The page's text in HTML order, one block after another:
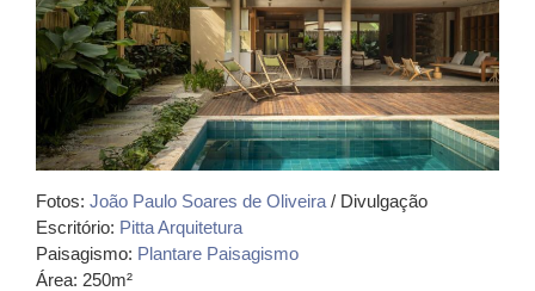
Fotos: João Paulo Soares de Oliveira / Divulgação
Escritório: Pitta Arquitetura
Paisagismo: Plantare Paisagismo
Área: 250m²